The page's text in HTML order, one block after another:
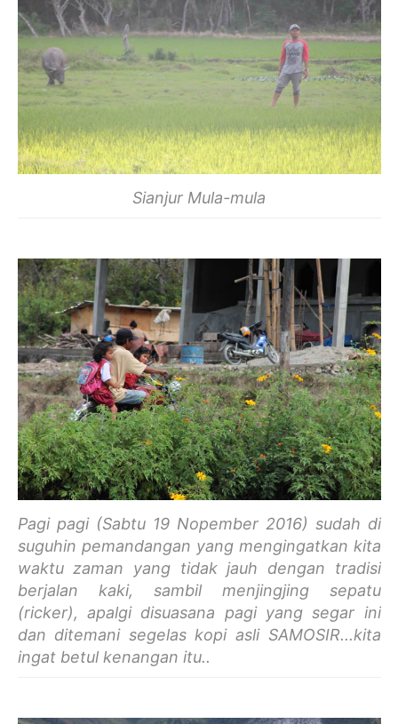
Sianjur Mula-mula
Pagi pagi (Sabtu 19 Nopember 2016) sudah di
suguhin pemandangan yang mengingatkan kita
waktu zaman yang tidak jauh dengan tradisi
berjalan kaki, sambil menjingjing sepatu
(ricker), apalgi disuasana pagi yang segar ini
dan ditemani segelas kopi asli SAMOSIR...kita
ingat betul kenangan itu..